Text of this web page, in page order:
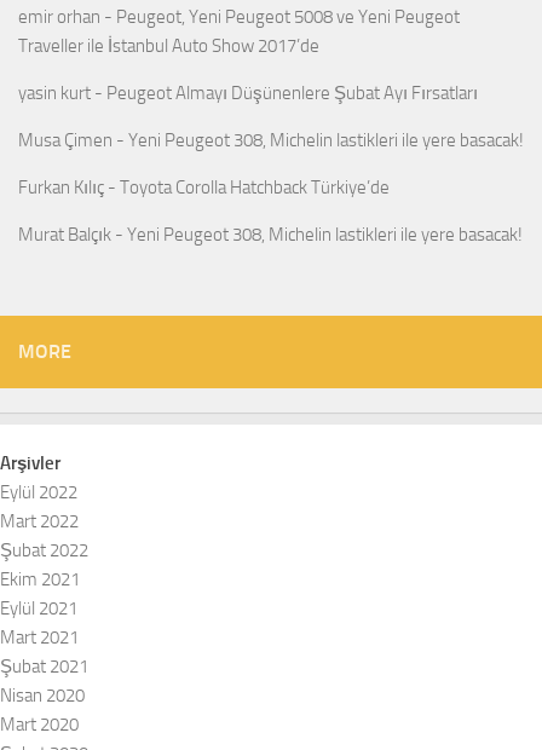
emir orhan - Peugeot, Yeni Peugeot 5008 ve Yeni Peugeot
Traveller ile İstanbul Auto Show 2017’de
yasin kurt - Peugeot Almayı Düşünenlere Şubat Ayı Fırsatları
Musa Çimen - Yeni Peugeot 308, Michelin lastikleri ile yere basacak!
Furkan Kılıç - Toyota Corolla Hatchback Türkiye’de
Murat Balçık - Yeni Peugeot 308, Michelin lastikleri ile yere basacak!
MORE
Arşivler
Eylül 2022
Mart 2022
Şubat 2022
Ekim 2021
Eylül 2021
Mart 2021
Şubat 2021
Nisan 2020
Mart 2020